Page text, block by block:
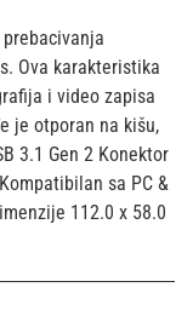
Ova karakteristika
i video zapisa
je otporan na kišu,
3.1 Gen 2 Konektor
sa PC &
112.0 x 58.0